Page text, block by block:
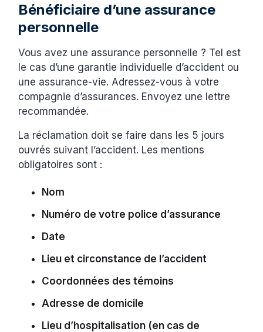
Bénéficiaire d’une assurance
personnelle
Vous avez une assurance personnelle ? Tel est
le cas d’une garantie individuelle d’accident ou
une assurance-vie. Adressez-vous à votre
compagnie d’assurances. Envoyez une lettre
recommandée.
La réclamation doit se faire dans les 5 jours
ouvrés suivant l’accident. Les mentions
obligatoires sont :
Nom
Numéro de votre police d’assurance
Date
Lieu et circonstance de l’accident
Coordonnées des témoins
Adresse de domicile
Lieu d’hospitalisation (en cas de